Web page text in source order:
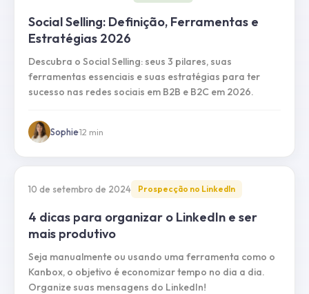
Social Selling: Definição, Ferramentas e
Estratégias 2026
Descubra o Social Selling: seus 3 pilares, suas
ferramentas essenciais e suas estratégias para ter
sucesso nas redes sociais em B2B e B2C em 2026.
Sophie·12 min
10 de setembro de 2024 Prospecção no LinkedIn
4 dicas para organizar o LinkedIn e ser
mais produtivo
Seja manualmente ou usando uma ferramenta como o
Kanbox, o objetivo é economizar tempo no dia a dia.
Organize suas mensagens do LinkedIn!